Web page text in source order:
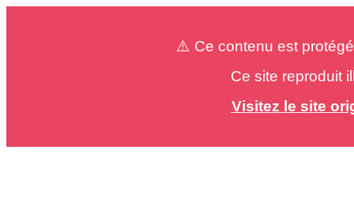
⚠️ Ce contenu est
Ce site reproduit
Visitez le site